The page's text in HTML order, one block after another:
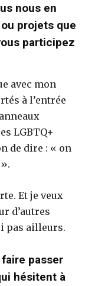
nous en
projets que
participez
avec mon
à l’entrée
LGBTQ+
de dire : « on
Et je veux
d’autres
pas ailleurs.
passer
hésitent à